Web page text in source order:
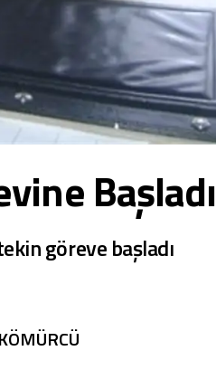
Başladı
göreve başladı